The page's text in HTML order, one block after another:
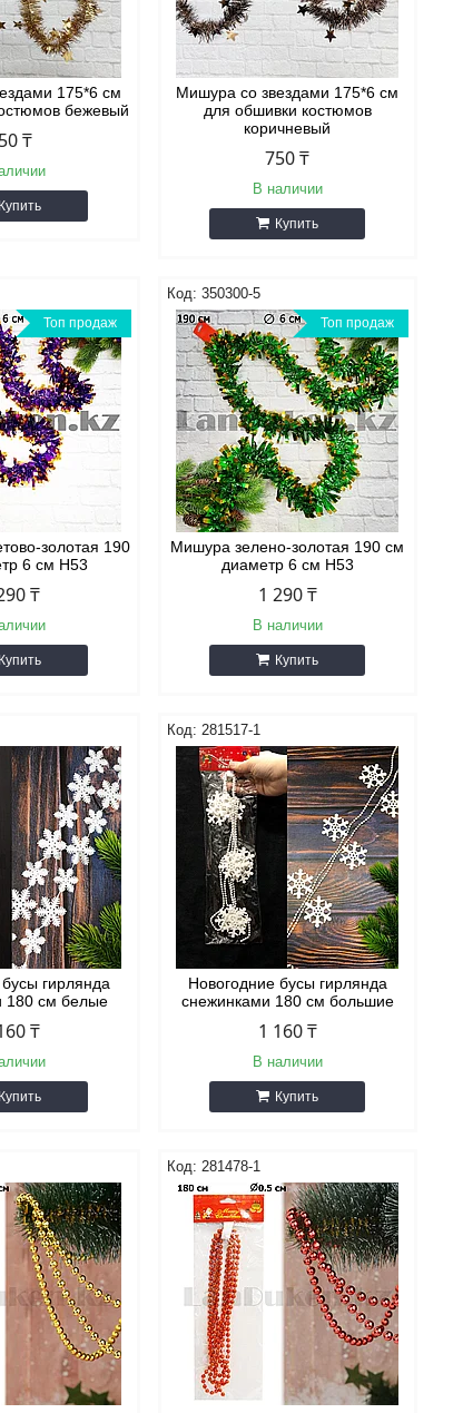
175*6 см
бежевый
₸
Купить
Мишура со звездами 175*6 см
для обшивки костюмов
коричневый
750 ₸
В наличии
Купить
Топ продаж
золотая 190
6 см H53
₸
Купить
350300-5
Топ продаж
Мишура зелено-золотая 190 см
диаметр 6 см H53
1 290 ₸
В наличии
Купить
гирлянда
180 см белые
₸
Купить
281517-1
Новогодние бусы гирлянда
снежинками 180 см большие
1 160 ₸
В наличии
Купить
281478-1